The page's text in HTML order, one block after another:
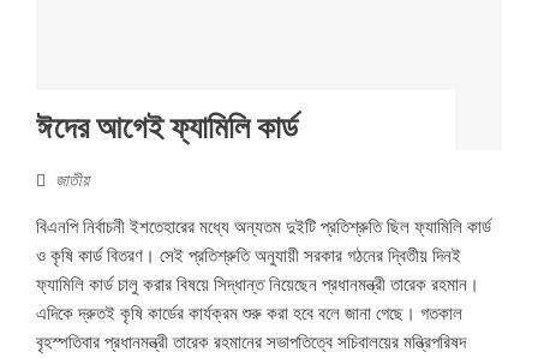
ঈদের আগেই ফ্যামিলি কার্ড
জাতীয়
বিএনপি নির্বাচনী ইশতেহারের মধ্যে অন্যতম দুইটি প্রতিশ্রুতি ছিল ফ্যামিলি কার্ড
ও কৃষি কার্ড বিতরণ। সেই প্রতিশ্রুতি অনুযায়ী সরকার গঠনের দ্বিতীয় দিনই
ফ্যামিলি কার্ড চালু করার বিষয়ে সিদ্ধান্ত নিয়েছেন প্রধানমন্ত্রী তারেক রহমান।
এদিকে দ্রুতই কৃষি কার্ডের কার্যক্রম শুরু করা হবে বলে জানা গেছে। গতকাল
বৃহস্পতিবার প্রধানমন্ত্রী তারেক রহমানের সভাপতিত্বে সচিবালয়ের মন্ত্রিপরিষদ